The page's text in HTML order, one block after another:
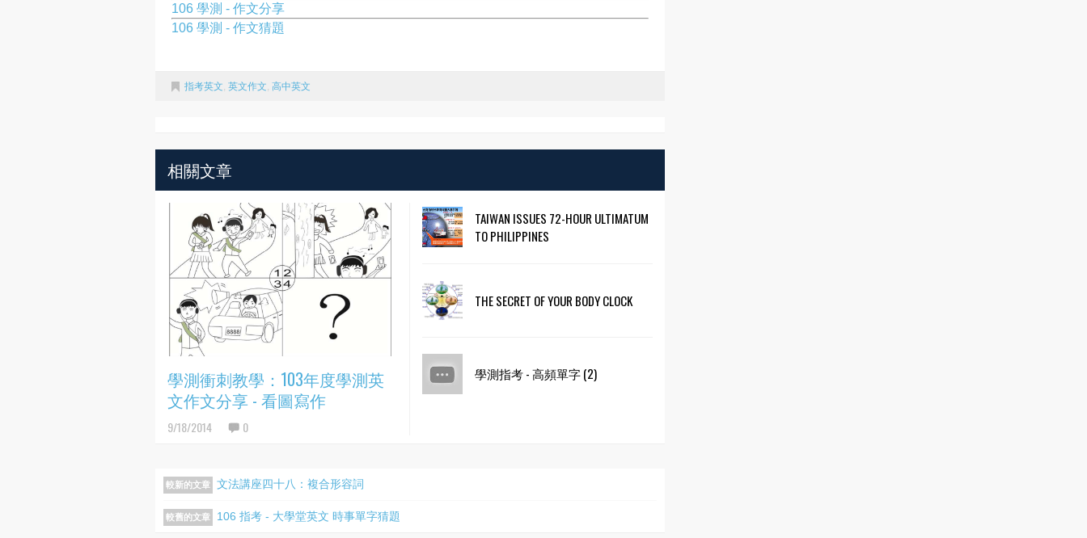
106 學測 - 作文分享
106 學測 - 作文猜題
指考英文 英文作文 高中英文
相關文章
學測衝刺教學：103年度學測英
文作文分享 - 看圖寫作
9/18/2014 0
TAIWAN ISSUES 72-HOUR ULTIMATUM
TO PHILIPPINES
THE SECRET OF YOUR BODY CLOCK
學測指考 - 高頻單字 (2)
較新的文章 文法講座四十八：複合形容詞
較舊的文章 106 指考 - 大學堂英文 時事單字猜題